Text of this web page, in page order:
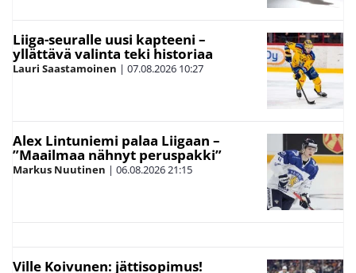
Liiga-seuralle uusi kapteeni –
yllättävä valinta teki historiaa
Lauri Saastamoinen | 07.08.2026 10:27
Alex Lintuniemi palaa Liigaan –
”Maailmaa nähnyt peruspakki”
Markus Nuutinen | 06.08.202621:15
Ville Koivunen: jättisopimus!